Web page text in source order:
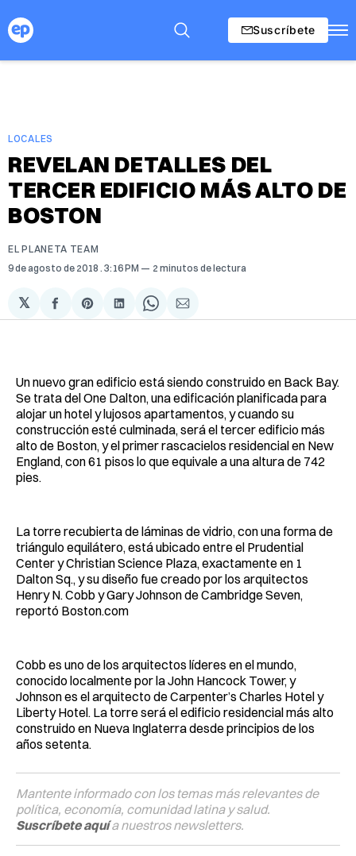
Suscríbete
LOCALES
REVELAN DETALLES DEL
TERCER EDIFICIO MÁS ALTO DE
BOSTON
EL PLANETA TEAM
9 de agosto de 2018 . 3:16 PM 2 minutos de lectura
𝕏
Compartir
en
Share
on
Compartir
en
Share
on
Compartir
via
Un nuevo gran edificio está siendo construido en Back Bay.
Se trata del One Dalton, una edificación planificada para
alojar un hotel y lujosos apartamentos, y cuando su
construcción esté culminada, será el tercer edificio más
alto de Boston, y el primer rascacielos residencial en New
England, con 61 pisos lo que equivale a una altura de 742
pies.
La torre recubierta de láminas de vidrio, con una forma de
triángulo equilátero, está ubicado entre el Prudential
Center y Christian Science Plaza, exactamente en 1
Dalton Sq., y su diseño fue creado por los arquitectos
Henry N. Cobb y Gary Johnson de Cambridge Seven,
reportó Boston.com
Cobb es uno de los arquitectos líderes en el mundo,
conocido localmente por la John Hancock Tower, y
Johnson es el arquitecto de Carpenter’s Charles Hotel y
Liberty Hotel. La torre será el edificio residencial más alto
construido en Nueva Inglaterra desde principios de los
años setenta.
Mantente informado con los temas más relevantes de
política, economía, comunidad latina y salud.
Suscríbete aquía nuestros newsletters.